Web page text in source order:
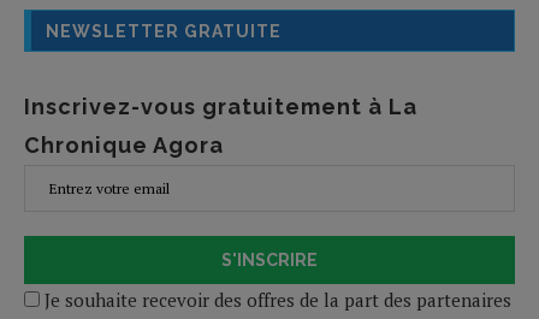
NEWSLETTER GRATUITE
Inscrivez-vous gratuitement à La
Chronique Agora
S'INSCRIRE
Je souhaite recevoir des offres de la part des partenaires